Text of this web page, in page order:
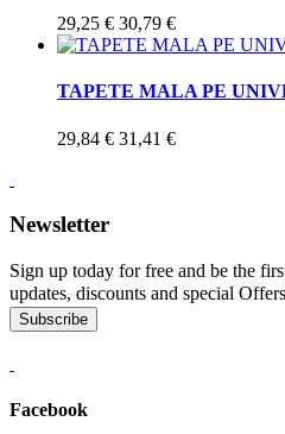
29,25 € 30,79 €
TAPETE MALA PE
29,84 € 31,41 €
Newsletter
Sign up today for free and be the
updates, discounts and special
Subscribe
Facebook